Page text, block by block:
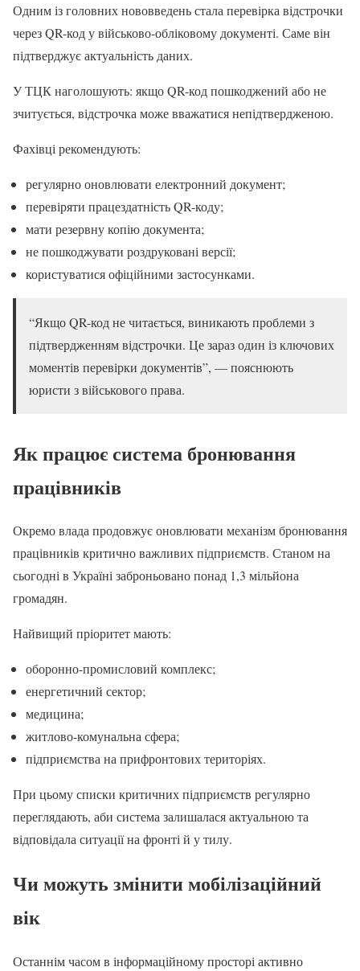
Одним із головних нововведень стала перевірка відстрочки
через QR-код у військово-обліковому документі. Саме він
підтверджує актуальність даних.
У ТЦК наголошують: якщо QR-код пошкоджений або не
зчитується, відстрочка може вважатися непідтвердженою.
Фахівці рекомендують:
регулярно оновлювати електронний документ;
перевіряти працездатність QR-коду;
мати резервну копію документа;
не пошкоджувати роздруковані версії;
користуватися офіційними застосунками.
“Якщо QR-код не читається, виникають проблеми з
підтвердженням відстрочки. Це зараз один із ключових
моментів перевірки документів”, — пояснюють
юристи з військового права.
Як працює система бронювання
працівників
Окремо влада продовжує оновлювати механізм бронювання
працівників критично важливих підприємств. Станом на
сьогодні в Україні заброньовано понад 1,3 мільйона
громадян.
Найвищий пріоритет мають:
оборонно-промисловий комплекс;
енергетичний сектор;
медицина;
житлово-комунальна сфера;
підприємства на прифронтових територіях.
При цьому списки критичних підприємств регулярно
переглядають, аби система залишалася актуальною та
відповідала ситуації на фронті й у тилу.
Чи можуть змінити мобілізаційний
вік
Останнім часом в інформаційному просторі активно